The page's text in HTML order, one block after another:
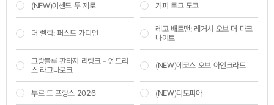
(NEW)어센드 투 제로 커피 토크 도쿄
더 렐릭: 퍼스트 가디언
레고 배트맨: 레거시 오브 더 다크
나이트
그랑블루 판타지 리링크 - 엔드리
스 라그나로크
(NEW)에코스 오브 아인크라드
투르 드 프랑스 2026 (NEW)디토피아